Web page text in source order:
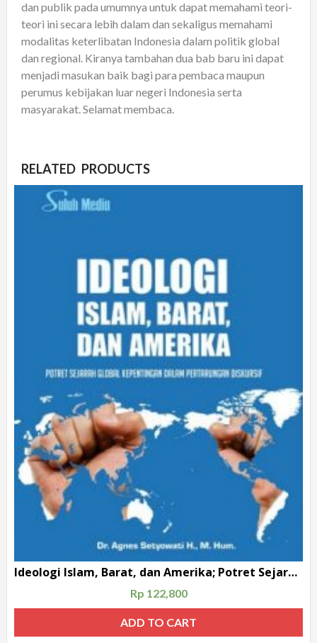
dan publik pada umumnya untuk dapat memahami teori-
teori ini secara lebih dalam dan sekaligus memahami
modalitas keterlibatan Indonesia dalam politik global
dan regional. Kiranya tambahan dua bab baru ini dapat
menjadi masukan baik bagi para pembaca maupun
perumus kebijakan luar negeri Indonesia serta
masyarakat. Selamat membaca.
RELATED PRODUCTS
Ideologi Islam, Barat, dan Amerika; Potret Sejarah Global Kepentingan dalam Pertarungan Diskursif
Rp 122,800
ADD TO CART